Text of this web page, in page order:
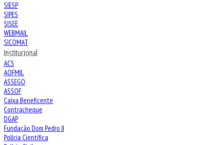
SIESP
SIPES
SISEE
WEBMAIL
SICOMAT
Institucional
ACS
AOFMIL
ASSEGO
ASSOF
Caixa Beneficente
Contracheque
DGAP
Fundação Dom Pedro II
Polícia Científica